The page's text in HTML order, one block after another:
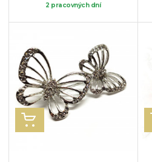
potešíte ňou aj svojich
kúsok oblečenia.
2 pracovných dní
VLOŽIŤ DO KOŠÍKA